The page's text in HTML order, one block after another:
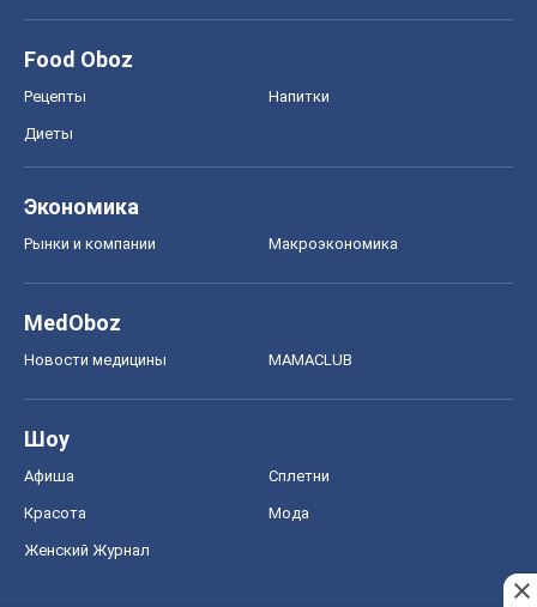
Food Oboz
Рецепты Напитки
Диеты
Экономика
Рынки и компании Mакроэкономика
MedOboz
Новости медицины MAMACLUB
Шоу
Афиша Сплетни
Красота Мода
Женский Журнал